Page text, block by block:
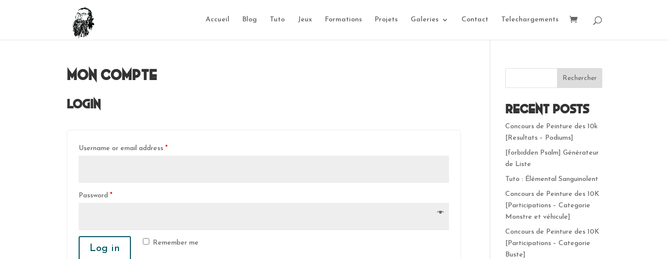
Accueil Blog Tuto Jeux Formations Projets Galeries Contact Telechargements
Mon compte
Login
Username or email address*
Password*
Remember me
Log in
Rechercher
Recent Posts
Concours de Peinture des 10k
[Resultats – Podiums]
[forbidden Psalm] Générateur
de Liste
Tuto : Élémental Sanguinolent
Concours de Peinture des 10K
[Participations – Categorie
Monstre et véhicule]
Concours de Peinture des 10K
[Participations – Categorie
Buste]